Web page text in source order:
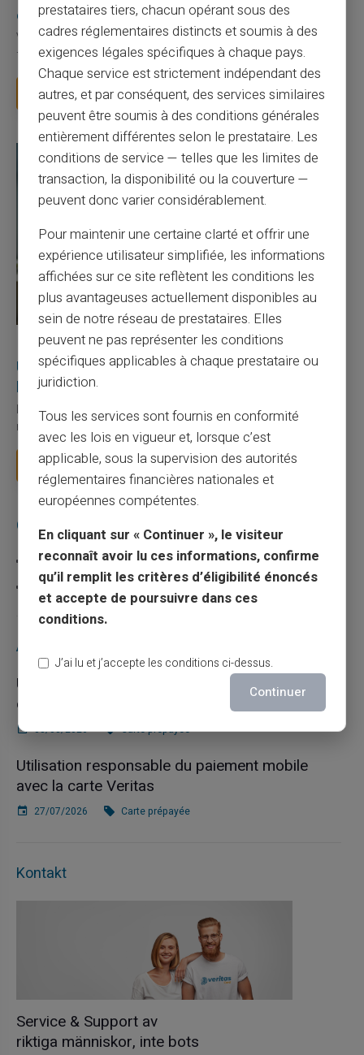
existe ?
Vous avez tapé cette recherche parce que votre banque vous
facture 50 € par an pour une carte que vo...
Lire la suite
27/07/2026 Veritas Carte prépayée
Utilisation responsable du paiement mobile avec
la carte Veritas
Le paiement mobile s'est imposé dans les habitudes quotidiennes,
mais il appelle des réflexes pour é...
Lire la suite
Catégories
Carte prépayée
Escroquerie
Articles récents
Une carte bancaire gratuite sans compte, ça
existe ?
03/08/2026 Carte prépayée
Utilisation responsable du paiement mobile
avec la carte Veritas
27/07/2026 Carte prépayée
Kontakt
Service & Support av
riktiga människor, inte bots
prestataires tiers, chacun opérant sous des
cadres réglementaires distincts et soumis à des
exigences légales spécifiques à chaque pays.
Chaque service est strictement indépendant des
autres, et par conséquent, des services similaires
peuvent être soumis à des conditions générales
entièrement différentes selon le prestataire. Les
conditions de service — telles que les limites de
transaction, la disponibilité ou la couverture —
peuvent donc varier considérablement.
Pour maintenir une certaine clarté et offrir une
expérience utilisateur simplifiée, les informations
affichées sur ce site reflètent les conditions les
plus avantageuses actuellement disponibles au
sein de notre réseau de prestataires. Elles
peuvent ne pas représenter les conditions
spécifiques applicables à chaque prestataire ou
juridiction.
Tous les services sont fournis en conformité
avec les lois en vigueur et, lorsque c’est
applicable, sous la supervision des autorités
réglementaires financières nationales et
européennes compétentes.
En cliquant sur « Continuer », le visiteur
reconnaît avoir lu ces informations, confirme
qu’il remplit les critères d’éligibilité énoncés
et accepte de poursuivre dans ces
conditions.
J’ai lu et j’accepte les conditions ci-dessus.
Continuer